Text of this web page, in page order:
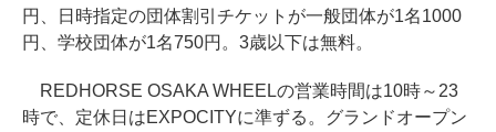
円、日時指定の団体割引チケットが一般団体が1名1000
円、学校団体が1名750円。3歳以下は無料。
REDHORSE OSAKA WHEELの営業時間は10時～23
時で、定休日はEXPOCITYに準ずる。グランドオープン